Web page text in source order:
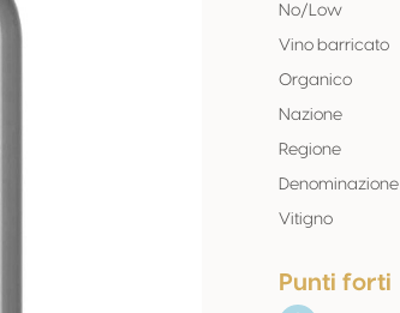
No/Low
Vino barricato
Organico
Nazione
Regione
Denominazione
Vitigno
Punti forti